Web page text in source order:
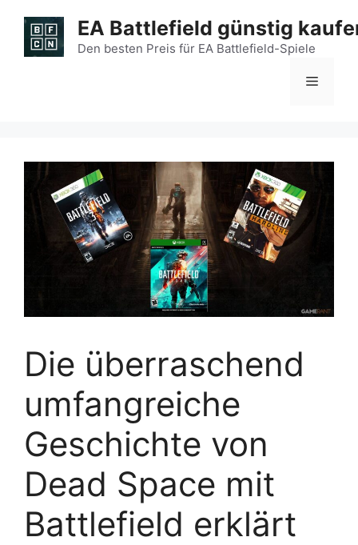
Inhalt
springen
EA Battlefield günstig
Den besten Preis für EA Battlefield-Spiele
Menü
Die überraschend
umfangreiche
Geschichte von
Dead Space mit
Battlefield erklärt